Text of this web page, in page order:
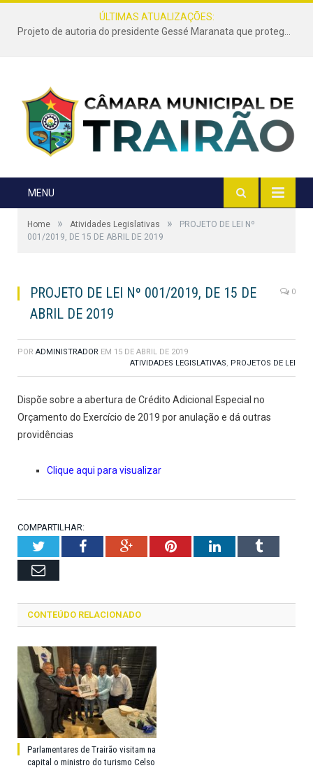
ÚLTIMAS ATUALIZAÇÕES:
Projeto de autoria do presidente Gessé Maranata que protege as estradas vicinais de Trairão é transformado em lei
MENU
Home » Atividades Legislativas »
PROJETO DE LEI Nº
001/2019, DE 15 DE ABRIL DE 2019
PROJETO DE LEI Nº 001/2019, DE 15 DE
ABRIL DE 2019
0
POR ADMINISTRADOR EM 15 DE ABRIL DE 2019
ATIVIDADES LEGISLATIVAS, PROJETOS DE LEI
Dispõe sobre a abertura de Crédito Adicional Especial no
Orçamento do Exercício de 2019 por anulação e dá outras
providências
Clique aqui para visualizar
COMPARTILHAR:
TwitterFacebookGoogle+PinterestLinkedInTumblr
Email
CONTEÚDO RELACIONADO
Parlamentares de Trairão visitam na
capital o ministro do turismo Celso